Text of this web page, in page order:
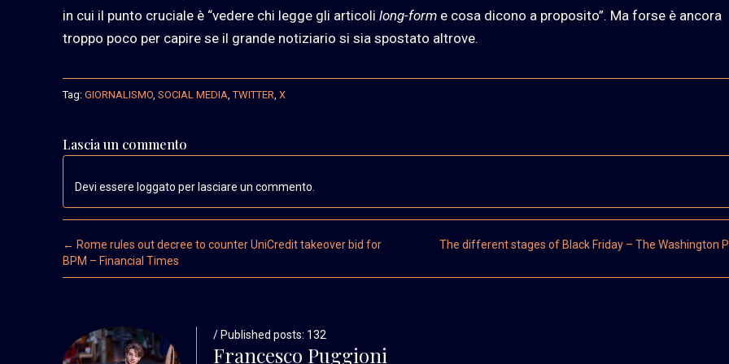
in cui il punto cruciale è “vedere chi legge gli articoli long-form e cosa dicono a proposito”. Ma forse è ancora
troppo poco per capire se il grande notiziario si sia spostato altrove.
Tag: GIORNALISMO, SOCIAL MEDIA,TWITTER, X
Lascia un commento
Devi essere loggato per lasciare un commento.
Post navigation
← Rome rules out decree to counter UniCredit takeover bid for
BPM – Financial Times
The different stages of Black Friday – The Washington
/ Published posts: 132
Francesco Puggioni